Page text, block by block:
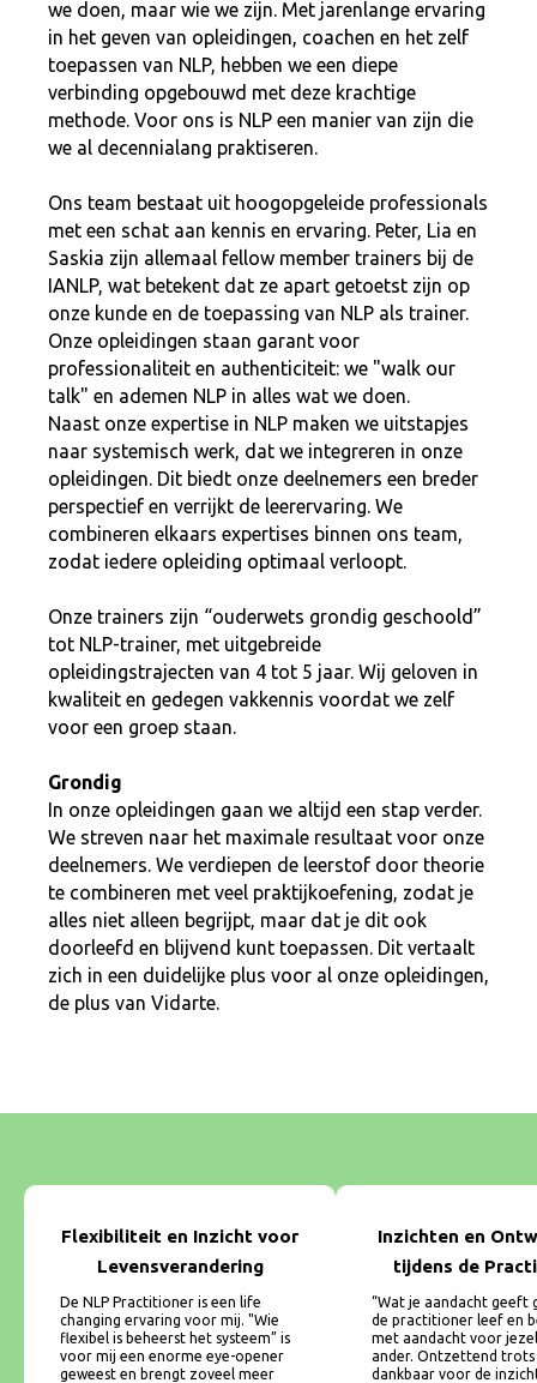
we doen, maar wie we zijn. Met jarenlange ervaring
in het geven van opleidingen, coachen en het zelf
toepassen van NLP, hebben we een diepe
verbinding opgebouwd met deze krachtige
methode. Voor ons is NLP een manier van zijn die
we al decennialang praktiseren.
Ons team bestaat uit hoogopgeleide professionals
met een schat aan kennis en ervaring. Peter, Lia en
Saskia zijn allemaal fellow member trainers bij de
IANLP, wat betekent dat ze apart getoetst zijn op
onze kunde en de toepassing van NLP als trainer.
Onze opleidingen staan garant voor
professionaliteit en authenticiteit: we "walk our
talk" en ademen NLP in alles wat we doen.
Naast onze expertise in NLP maken we uitstapjes
naar systemisch werk, dat we integreren in onze
opleidingen. Dit biedt onze deelnemers een breder
perspectief en verrijkt de leerervaring. We
combineren elkaars expertises binnen ons team,
zodat iedere opleiding optimaal verloopt.
Onze trainers zijn “ouderwets grondig geschoold”
tot NLP-trainer, met uitgebreide
opleidingstrajecten van 4 tot 5 jaar. Wij geloven in
kwaliteit en gedegen vakkennis voordat we zelf
voor een groep staan.
Grondig
In onze opleidingen gaan we altijd een stap verder.
We streven naar het maximale resultaat voor onze
deelnemers. We verdiepen de leerstof door theorie
te combineren met veel praktijkoefening, zodat je
alles niet alleen begrijpt, maar dat je dit ook
doorleefd en blijvend kunt toepassen. Dit vertaalt
zich in een duidelijke plus voor al onze opleidingen,
de plus van Vidarte.
Flexibiliteit en Inzicht voor
Levensverandering
De NLP Practitioner is een life
changing ervaring voor mij. "Wie
flexibel is beheerst het systeem” is
voor mij een enorme eye-opener
geweest en brengt zoveel meer
Inzichten en
tijdens de
“Wat je aandacht geeft
de practitioner leef en
met aandacht voor
ander. Ontzettend trots
dankbaar voor de